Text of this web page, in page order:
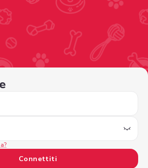
Connettiti
profile%2Fc76a94b7-47ba-